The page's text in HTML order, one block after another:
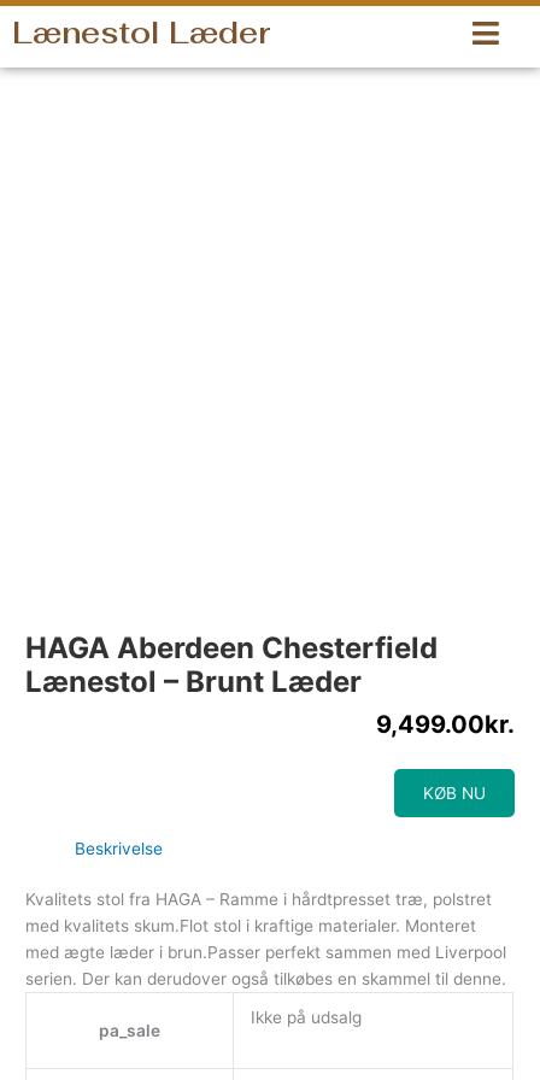
Gå
indholdet
Lænestol Læder
HAGA Aberdeen Chesterfield
Lænestol – Brunt Læder
9,499.00kr.
KØB NU
Beskrivelse
Kvalitets stol fra HAGA – Ramme i hårdtpresset træ, polstret
med kvalitets skum.Flot stol i kraftige materialer. Monteret
med ægte læder i brun.Passer perfekt sammen med Liverpool
serien. Der kan derudover også tilkøbes en skammel til denne.
pa_sale
Ikke på udsalg